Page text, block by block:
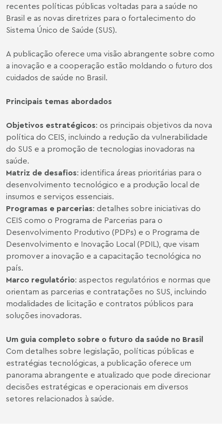
recentes políticas públicas voltadas para a saúde no
Brasil e as novas diretrizes para o fortalecimento do
Sistema Único de Saúde (SUS).
A publicação oferece uma visão abrangente sobre como
a inovação e a cooperação estão moldando o futuro dos
cuidados de saúde no Brasil.
Principais temas abordados
Objetivos estratégicos: os principais objetivos da nova
política do CEIS, incluindo a redução da vulnerabilidade
do SUS e a promoção de tecnologias inovadoras na
saúde.
Matriz de desafios: identifica áreas prioritárias para o
desenvolvimento tecnológico e a produção local de
insumos e serviços essenciais.
Programas e parcerias: detalhes sobre iniciativas do
CEIS como o Programa de Parcerias para o
Desenvolvimento Produtivo (PDPs) e o Programa de
Desenvolvimento e Inovação Local (PDIL), que visam
promover a inovação e a capacitação tecnológica no
país.
Marco regulatório: aspectos regulatórios e normas que
orientam as parcerias e contratações no SUS, incluindo
modalidades de licitação e contratos públicos para
soluções inovadoras.
Um guia completo sobre o futuro da saúde no Brasil
Com detalhes sobre legislação, políticas públicas e
estratégias tecnológicas, a publicação oferece um
panorama abrangente e atualizado que pode direcionar
decisões estratégicas e operacionais em diversos
setores relacionados à saúde.